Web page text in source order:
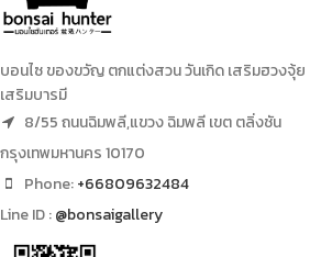
บอนไซ ของขวัญ ตกแต่งสวน วันเกิด เสริมฮวงจุ้ย
เสริมบารมี
8/55 ถนนฉิมพลี,แขวง ฉิมพลี เขต ตลิ่งชัน
กรุงเทพมหานคร 10170
Phone:+66809632484
Line ID :@bonsaigallery